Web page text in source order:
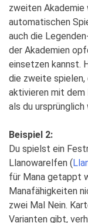
zweiten
automatischen
auch die
der Akademien
einsetzen kannst.
die zweite
aktivieren mit dem
als du
Beispiel 2:
Du spielst ein
Llanowarelfen (
für Mana getappt
Manafähigkeiten
zwei Mal Nein.
Varianten gibt,